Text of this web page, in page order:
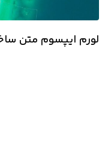
لورم ایپسوم متن